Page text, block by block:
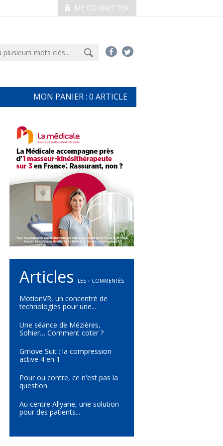
ME CONNECTER
MON PANIER : 0 ARTICLE
Articles LES + COMMENTÉS
MotionVR, un concentré de
technologies pour une...
Une séance de Mézières,
Sohier… Comment coter ?
Gmove Suit : la compression
active 4 en 1
Pour ou contre, ce n'est pas la
question
Au centre Allyane, une solution
pour des patients...